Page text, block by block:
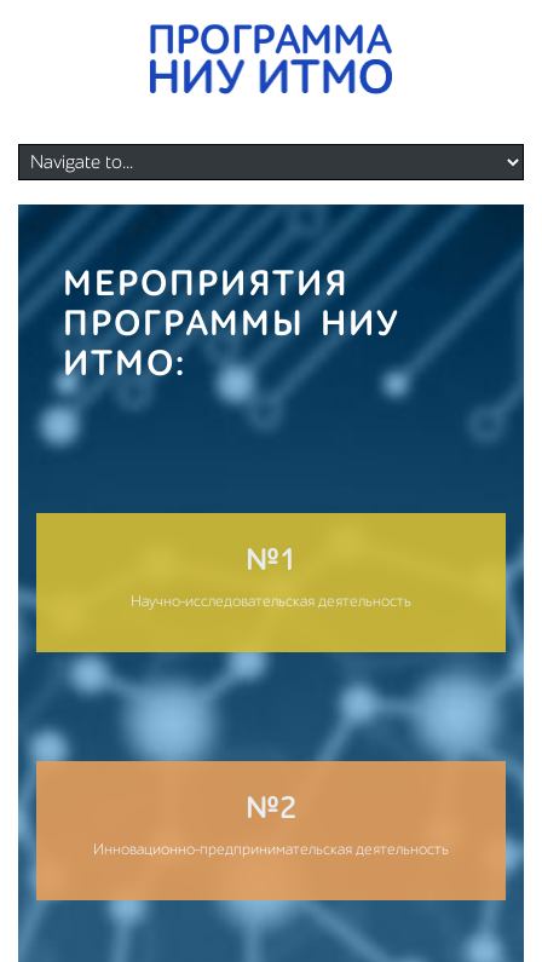
МЕРОПРИЯТИЯ
ПРОГРАММЫ НИУ
ИТМО:
№1
Научно-исследовательская деятельность
№2
Инновационно-предпринимательская деятельность